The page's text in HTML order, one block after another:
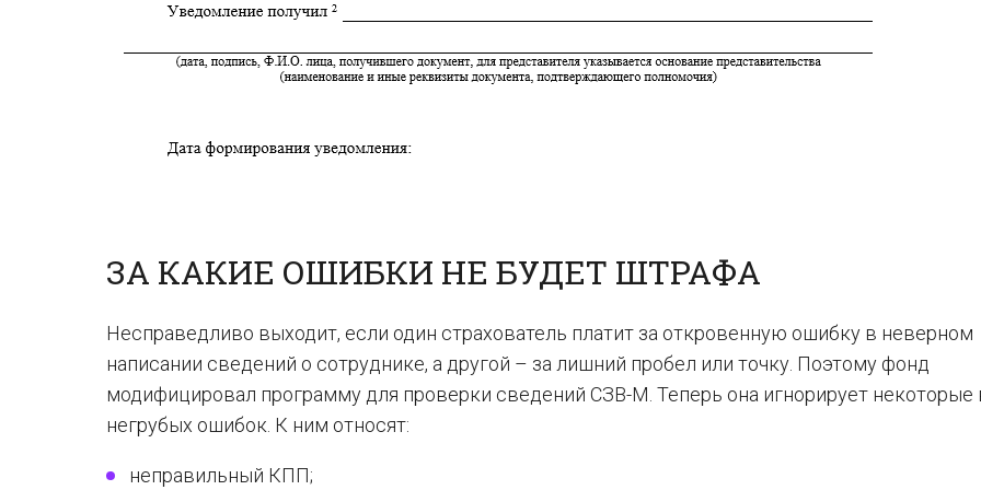
ЗА КАКИЕ ОШИБКИ НЕ БУДЕТ ШТРАФА
Несправедливо выходит, если один страхователь платит за откровенную ошибку в неверном
написании сведений о сотруднике, а другой – за лишний пробел или точку. Поэтому фонд
модифицировал программу для проверки сведений СЗВ-М. Теперь она игнорирует
негрубых ошибок. К ним относят:
неправильный КПП;